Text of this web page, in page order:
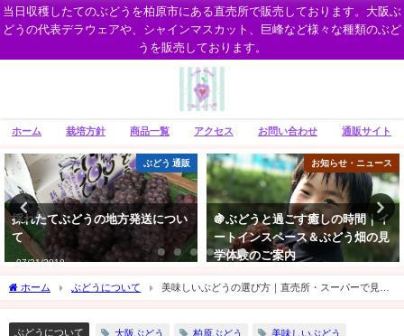
当日収穫したてのぶどうを柏原市にある直売所で販売しております。大阪ぶ
どうの代表デラウェアや、シャインマスカット、巨峰など様々な種類のぶど
うを販売しております。
ホーム 栽培方針 商品一覧 アクセス お問い合わせ 通販サイト
お知らせ・ニュース
🍇ぶどうと過ごす癒しの時間｜イ
ートインスペース＆ぶどう畑の見
学体験のご案内
お知らせ・ニュース
【2025年のお知らせ】いぬいぶど
う園の直売所は6月30日オープン
予定です！
ホーム ぶどうについて
美味しいぶどうの選び方｜直売所・スーパーで見る
ぶどうについて 大阪ぶどう 柏原ぶどう 美味しいぶどう